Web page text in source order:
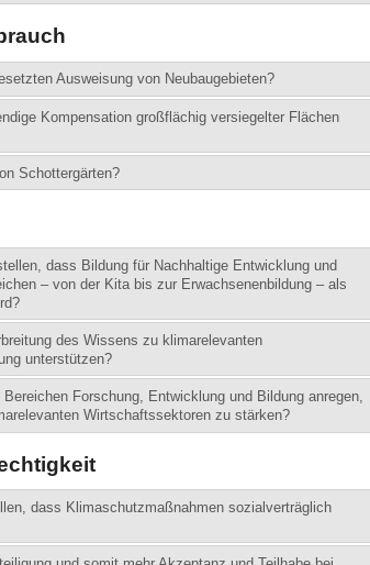
Ausweisung von Neubaugebieten?
Kompensation großflächig versiegelter Flächen
Schottergärten?
dass Bildung für Nachhaltige Entwicklung und
– von der Kita bis zur Erwachsenenbildung – als
des Wissens zu klimarelevanten
unterstützen?
Forschung, Entwicklung und Bildung anregen,
Wirtschaftssektoren zu stärken?
dass Klimaschutzmaßnahmen sozialverträglich